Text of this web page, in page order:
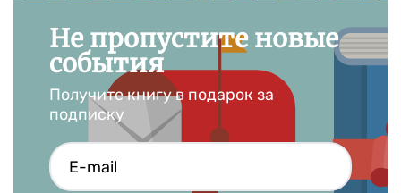
Не пропустите новые
события
Получите книгу в подарок за
подписку